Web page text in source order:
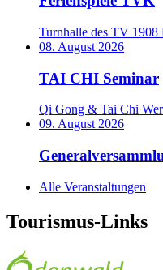
Turnhalle des TV
08. August 2026
TAI CHI Seminar
Qi Gong & Tai Chi
09. August 2026
Alle Veranstaltungen
Tourismus-Links